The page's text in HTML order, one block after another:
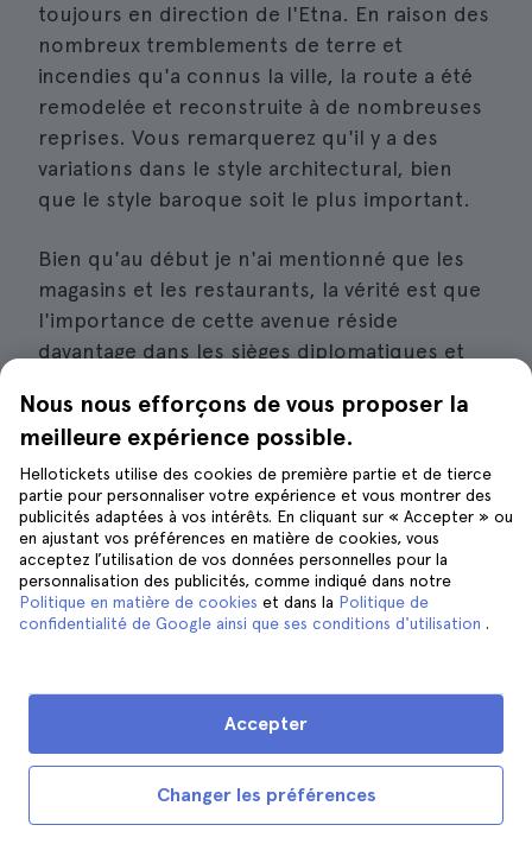
toujours en direction de l'Etna. En raison des
nombreux tremblements de terre et
incendies qu'a connus la ville, la route a été
remodelée et reconstruite à de nombreuses
reprises. Vous remarquerez qu'il y a des
variations dans le style architectural, bien
que le style baroque soit le plus important.
Bien qu'au début je n'ai mentionné que les
magasins et les restaurants, la vérité est que
l'importance de cette avenue réside
davantage dans les sièges diplomatiques et
Il s'agit notamment duPalazzo San Demetrio
et des quattro canti, du Palazzo Cilestri
devant l'église de Minoriti, de la Collegiata et
de l'Ospedale San Marco situé sur la Piazza
Stesicoro.
Avant de vous rendre à Catane, je vous
recommande de vérifier s'il y aura un jour
vous vous rendezà Catane pendant la période
. Si c'est le cas, cette rue sera encore
plus animée par les illuminations de Noël et
N'oubliez pas de prendre une glace pendant
Nous nous efforçons de vous proposer la
meilleure expérience possible.
Hellotickets utilise des cookies de première partie et de tierce
partie pour personnaliser votre expérience et vous montrer des
publicités adaptées à vos intérêts. En cliquant sur « Accepter » ou
en ajustant vos préférences en matière de cookies, vous
acceptez l’utilisation de vos données personnelles pour la
personnalisation des publicités, comme indiqué dans notre
Politique en matière de cookies et dans la Politique de
confidentialité de Google ainsi que ses conditions d'utilisation .
Changer les préférences
Accepter